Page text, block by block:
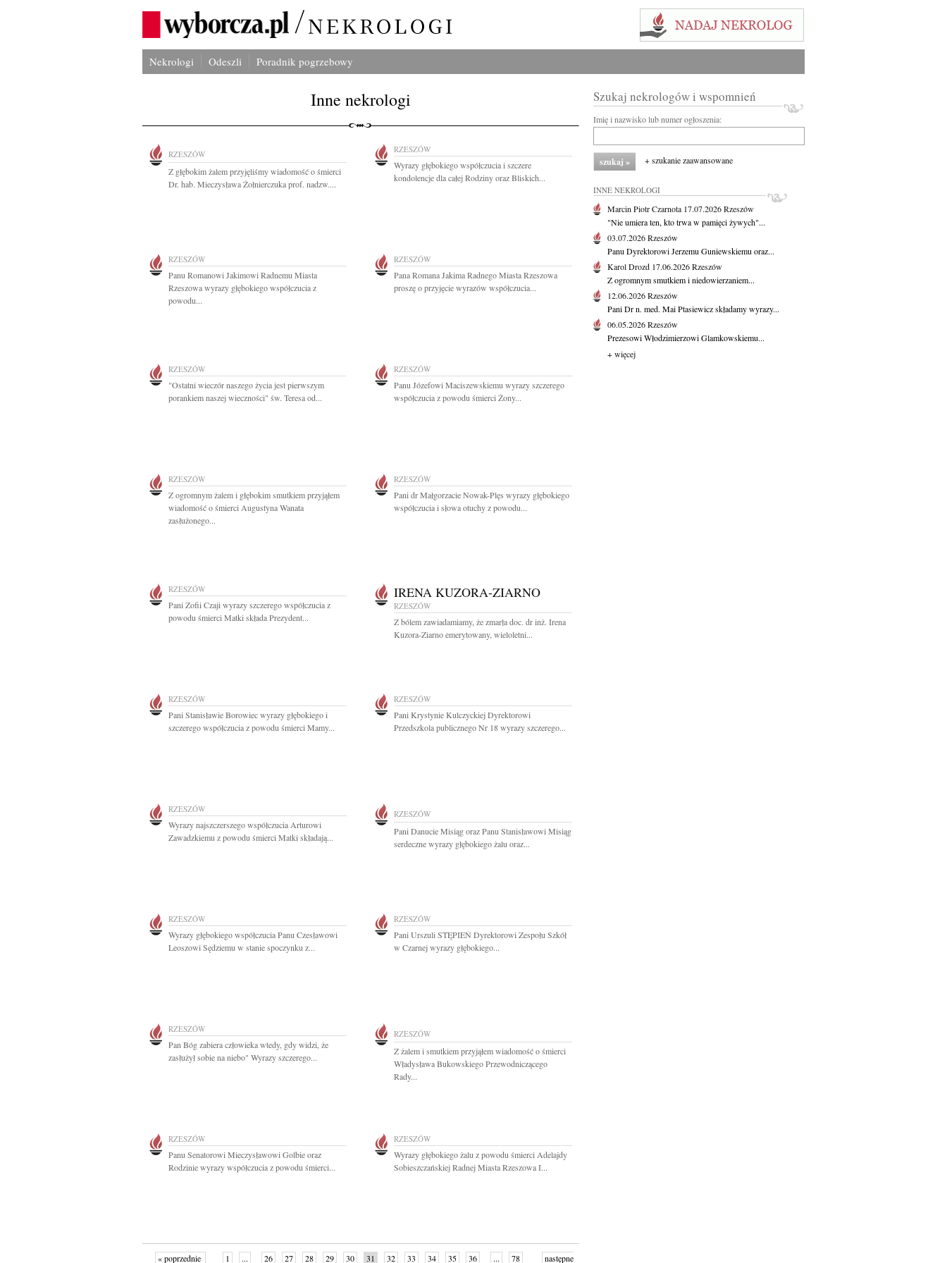
Nekrologi Odeszli Poradnik pogrzebowy
Inne nekrologi
RZESZÓW
Z głębokim żalem przyjęliśmy wiadomość o śmierci
Dr. hab. Mieczysława Żołnierczuka prof. nadzw....
RZESZÓW
Wyrazy głębokiego współczucia i szczere
kondolencje dla całej Rodziny oraz Bliskich...
RZESZÓW
Panu Romanowi Jakimowi Radnemu Miasta
Rzeszowa wyrazy głębokiego współczucia z
powodu...
RZESZÓW
Pana Romana Jakima Radnego Miasta Rzeszowa
proszę o przyjęcie wyrazów współczucia...
RZESZÓW
"Ostatni wieczór naszego życia jest pierwszym
porankiem naszej wieczności" św. Teresa od...
RZESZÓW
Panu Józefowi Maciszewskiemu wyrazy szczerego
współczucia z powodu śmierci Żony...
RZESZÓW
Z ogromnym żalem i głębokim smutkiem przyjąłem
wiadomość o śmierci Augustyna Wanata
zasłużonego...
RZESZÓW
Pani dr Małgorzacie Nowak-Plęs wyrazy głębokiego
współczucia i słowa otuchy z powodu...
RZESZÓW
Pani Zofii Czaji wyrazy szczerego współczucia z
powodu śmierci Matki składa Prezydent...
IRENA KUZORA-ZIARNO
RZESZÓW
Z bólem zawiadamiamy, że zmarła doc. dr inż. Irena
Kuzora-Ziarno emerytowany, wieloletni...
RZESZÓW
Pani Stanisławie Borowiec wyrazy głębokiego i
szczerego współczucia z powodu śmierci Mamy...
RZESZÓW
Pani Krystynie Kulczyckiej Dyrektorowi
Przedszkola publicznego Nr 18 wyrazy szczerego...
RZESZÓW
Wyrazy najszczerszego współczucia Arturowi
Zawadzkiemu z powodu śmierci Matki składają...
RZESZÓW
Pani Danucie Misiąg oraz Panu Stanisławowi Misiąg
serdeczne wyrazy głębokiego żalu oraz...
RZESZÓW
Wyrazy głębokiego współczucia Panu Czesławowi
Leoszowi Sędziemu w stanie spoczynku z...
RZESZÓW
Pani Urszuli STĘPIEŃ Dyrektorowi Zespołu Szkół
w Czarnej wyrazy głębokiego...
RZESZÓW
Pan Bóg zabiera człowieka wtedy, gdy widzi, że
zasłużył sobie na niebo" Wyrazy szczerego...
RZESZÓW
Z żalem i smutkiem przyjąłem wiadomość o śmierci
Władysława Bukowskiego Przewodniczącego
Rady...
RZESZÓW
Panu Senatorowi Mieczysławowi Golbie oraz
Rodzinie wyrazy współczucia z powodu śmierci...
RZESZÓW
Wyrazy głębokiego żalu z powodu śmierci Adelajdy
Sobieszczańskiej Radnej Miasta Rzeszowa I...
« poprzednie 1 ... 26 27 28 29 30 31 32 33 34 35 36 ... 78 następne
Szukaj nekrologów i wspomnień
Imię i nazwisko lub numer ogłoszenia:
+ szukanie zaawansowane
INNE NEKROLOGI
Marcin Piotr Czarnota 17.07.2026Rzeszów
"Nie umiera ten, kto trwa w pamięci żywych"...
03.07.2026Rzeszów
Panu Dyrektorowi Jerzemu Guniewskiemu oraz...
Karol Drozd 17.06.2026Rzeszów
Z ogromnym smutkiem i niedowierzaniem...
12.06.2026Rzeszów
Pani Dr n. med. Mai Ptasiewicz składamy wyrazy...
06.05.2026Rzeszów
Prezesowi Włodzimierzowi Glamkowskiemu...
+ więcej